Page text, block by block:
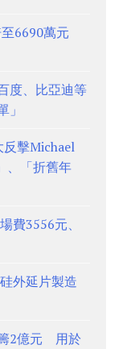
至6690萬元
度、比亞迪等
擊Michael
、「折舊年
3556元、
外延片製造
2億元 用於